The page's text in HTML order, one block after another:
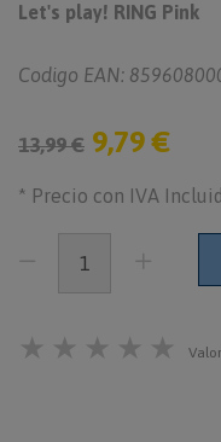
Let's play! RING Pink
Codigo EAN:
13,99 € 9,79 €
* Precio con IVA
★ ★ ★ ★ ★